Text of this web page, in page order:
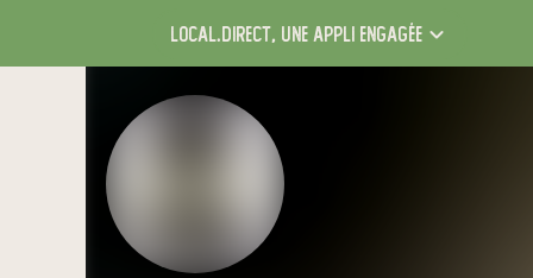
local.direct, une appli engagée